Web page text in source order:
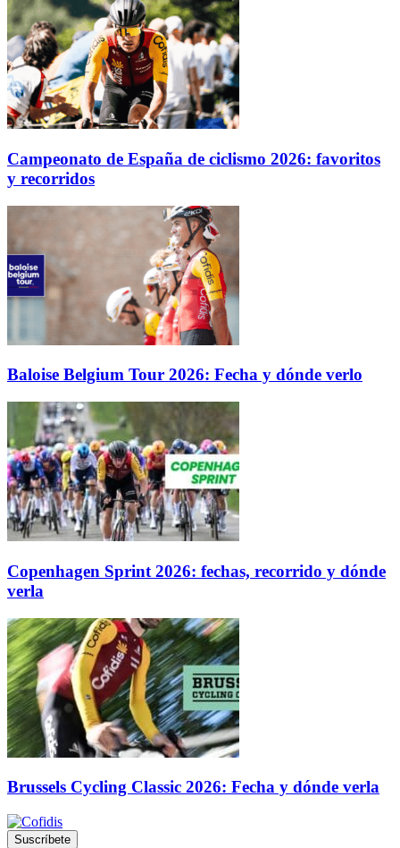
Campeonato de España de ciclismo 2026: favoritos
y recorridos
Baloise Belgium Tour 2026: Fecha y dónde verlo
Copenhagen Sprint 2026: fechas, recorrido y dónde
verla
Brussels Cycling Classic 2026: Fecha y dónde verla
Suscríbete